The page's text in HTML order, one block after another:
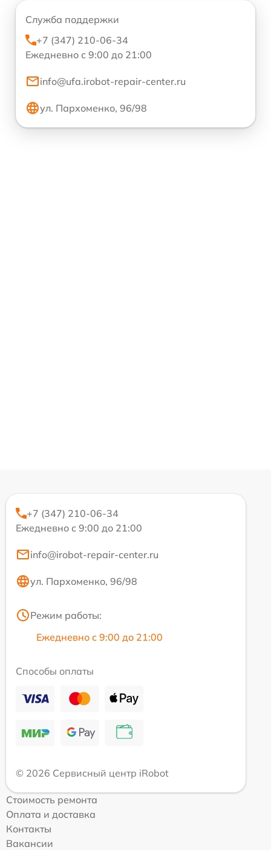
Служба поддержки
+7 (347) 210-06-34
Ежедневно с 9:00 до 21:00
info@ufa.irobot-repair-center.ru
ул. Пархоменко, 96/98
+7 (347) 210-06-34
Ежедневно с 9:00 до 21:00
info@irobot-repair-center.ru
ул. Пархоменко, 96/98
Режим работы:
Ежедневно с 9:00 до 21:00
Способы оплаты
© 2026 Сервисный центр iRobot
Стоимость ремонта
Оплата и доставка
Контакты
Вакансии